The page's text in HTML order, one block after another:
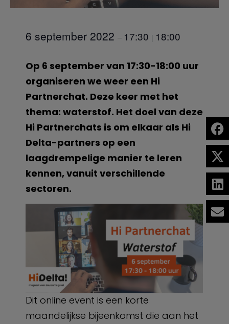
6 september 2022– 17:30 18:00
Op 6 september van 17:30-18:00 uur
organiseren we weer een Hi
Partnerchat. Deze keer met het
thema: waterstof. Het doel van deze
Hi Partnerchats is om elkaar als Hi
Delta-partners op een
laagdrempelige manier te leren
kennen, vanuit verschillende
sectoren.
Dit online event is een korte
maandelijkse bijeenkomst die aan het